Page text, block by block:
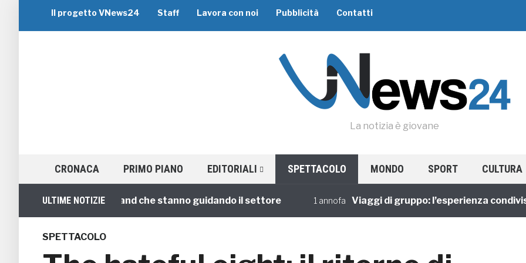
Il progetto VNews24 Staff Lavora con noi Pubblicità Contatti
La notizia è giovane
CRONACA PRIMO PIANO EDITORIALI SPETTACOLO MONDO SPORT CULTURA
ULTIME NOTIZIE
i 5 migliori brand che stanno guidando il settore 1 annofa Viaggi di gruppo: l’esperienza condivisa
SPETTACOLO